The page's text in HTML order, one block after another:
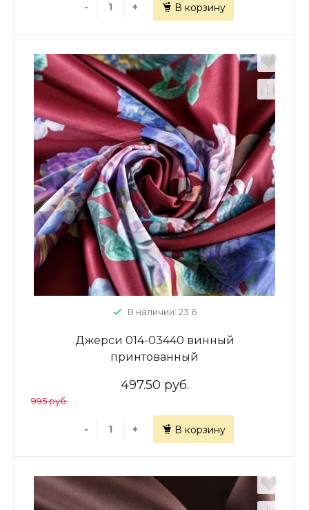
- + В корзину
В наличии: 23.6
Джерси 014-03440 винный
принтованный
497.50 руб.
995 руб.
- + В корзину